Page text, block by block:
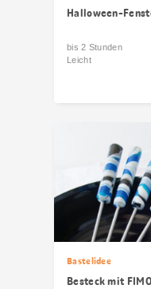
Halloween-
bis 2 Stunden
Leicht
Bastelidee
Besteck mit